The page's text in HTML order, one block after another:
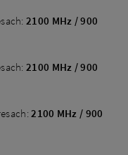
2100 MHz / 900
2100 MHz / 900
2100 MHz / 900